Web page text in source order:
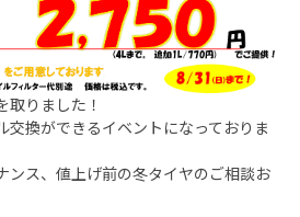
取りました！
交換ができるイベントになっておりま
ンス、値上げ前の冬タイヤのご相談お